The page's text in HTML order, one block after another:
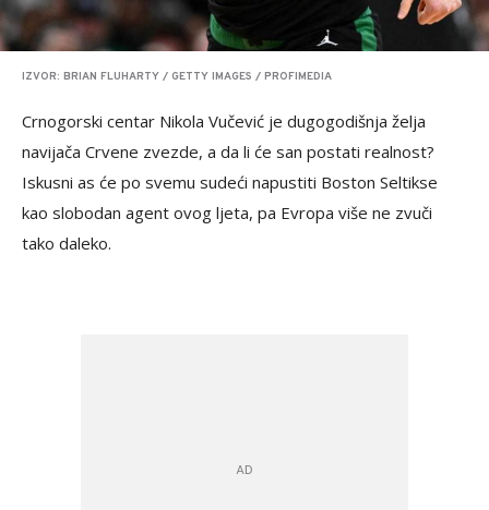
IZVOR: BRIAN FLUHARTY / GETTY IMAGES / PROFIMEDIA
Crnogorski centar Nikola Vučević je dugogodišnja želja
navijača Crvene zvezde, a da li će san postati realnost?
Iskusni as će po svemu sudeći napustiti Boston Seltikse
kao slobodan agent ovog ljeta, pa Evropa više ne zvuči
tako daleko.